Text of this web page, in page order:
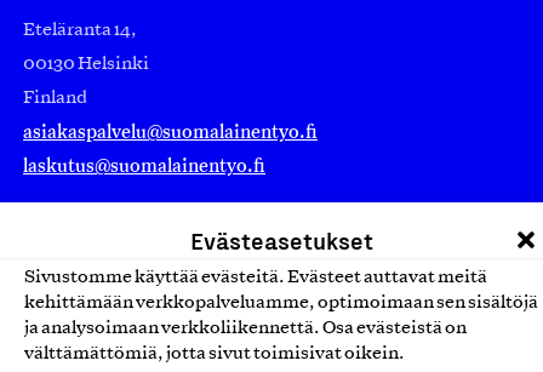
Evästeasetukset
Sivustomme käyttää evästeitä. Evästeet auttavat meitä
kehittämään verkkopalveluamme, optimoimaan sen sisältöjä
ja analysoimaan verkkoliikennettä. Osa evästeistä on
välttämättömiä, jotta sivut toimisivat oikein.
Eteläranta 14,
00130 Helsinki
Finland
asiakaspalvelu@suomalainentyo.fi
laskutus@suomalainentyo.fi
Avainlippu